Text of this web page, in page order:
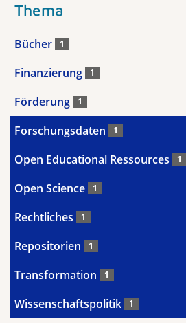
Thema
Bücher 1
Finanzierung 1
Förderung 1
Forschungsdaten 1
Open Educational Ressources 1
Open Science 1
Rechtliches 1
Repositorien 1
Transformation 1
Wissenschaftspolitik 1